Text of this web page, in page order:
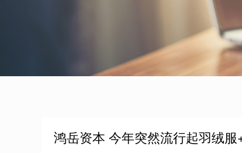
鸿岳资本 今年突然流行起羽绒